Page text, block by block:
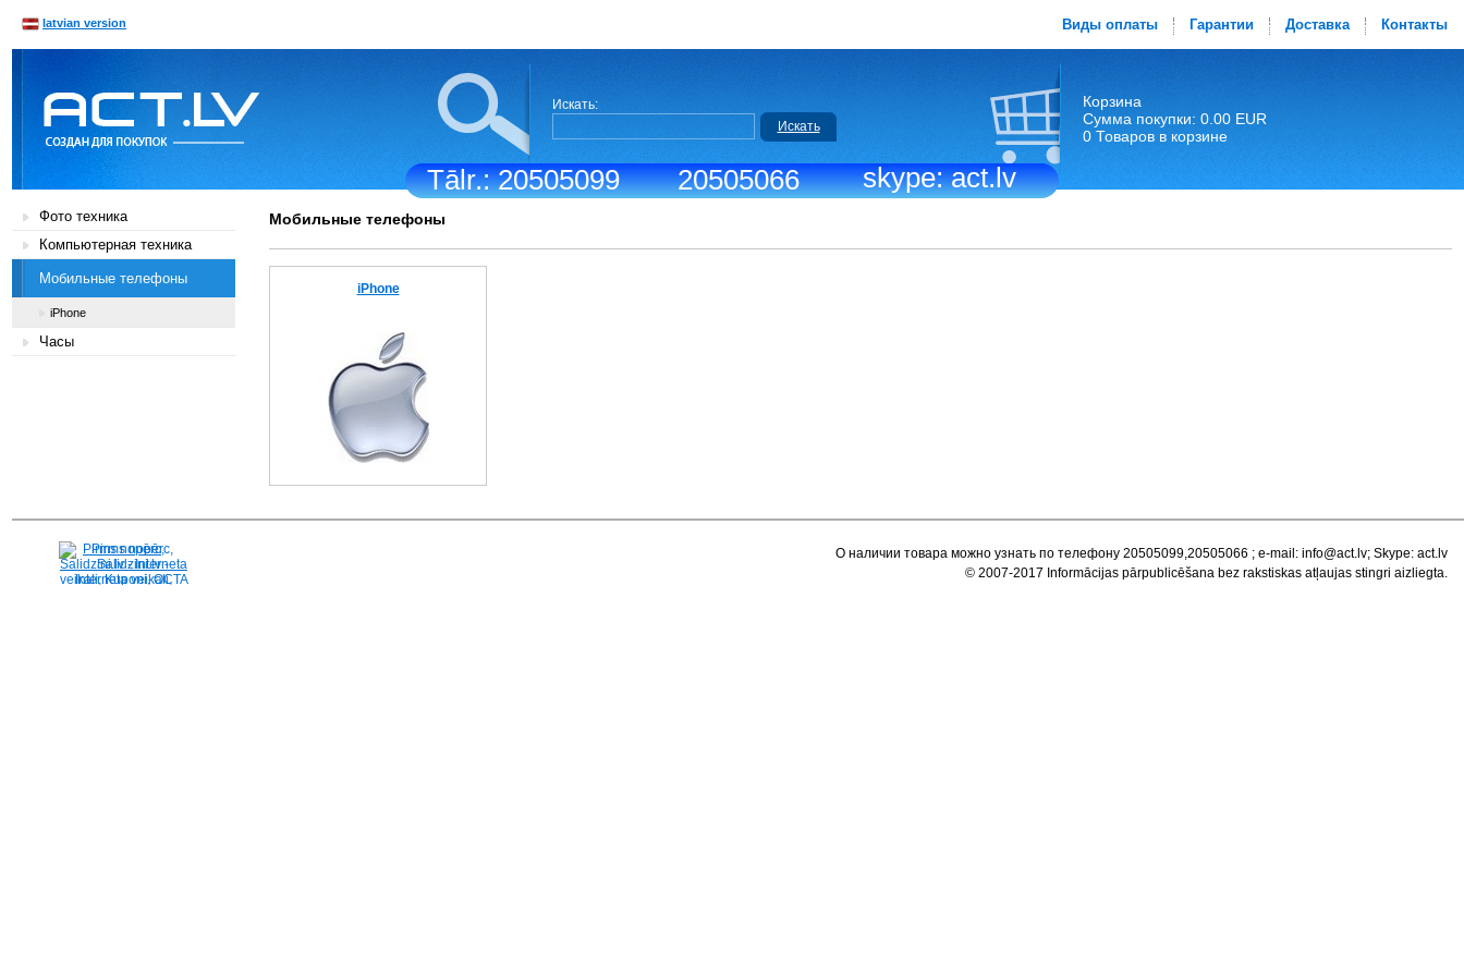
Tālr.: 20505099 20505066 skype: act.lv
latvian version Виды оплаты Гарантии Доставка Контакты
Искать:
Искать
Корзина
Сумма покупки: 0.00 EUR
0 Товаров в корзине
Фото техника
Компьютерная техника
Мобильные телефоны
iPhone
Часы
Мобильные телефоны
iPhone
Pirms nopērc,
Salidzini.lv - Interneta
veikali, Kuponi, OCTA
О наличии товара можно узнать по телефону 20505099,20505066 ; e-mail: info@act.lv; Skype: act.lv
© 2007-2017 Informācijas pārpublicēšana bez rakstiskas atļaujas stingri aizliegta.